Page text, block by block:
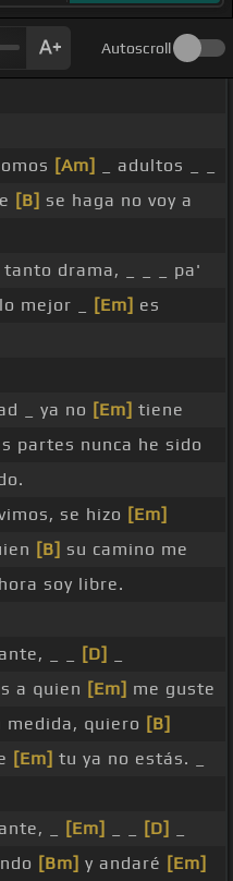
Autoscroll
[Am]
_ adultos _ _
[B] se haga no voy a
tanto drama, _ _ _ pa'
lo mejor _ [Em] es
_ ya no [Em] tiene
partes nunca he sido
se hizo [Em]
[B] su camino me
soy libre.
_ _ [D]
a quien [Em] me guste
medida, quiero [B]
[Em] tu ya no estás. _
_ [Em] [D]
[Bm] y andaré [Em]